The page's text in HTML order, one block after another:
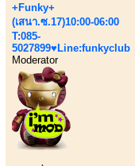
+Funky+
(เสนา.ซ.17)10:00-06:00
T:085-
5027899♥Line:funkyclub
Moderator